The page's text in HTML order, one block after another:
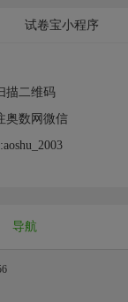
试卷宝小程序
描二维码
奥数网微信
导航